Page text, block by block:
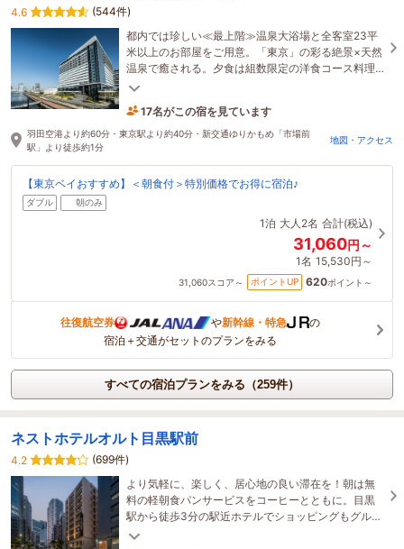
4.6
(544件)
都内では珍しい≪最上階≫温泉大浴場と全客室23平
米以上のお部屋をご用意。「東京」の彩る絶景×天然
温泉で癒される。夕食は組数限定の洋食コース料理
＆朝食は90種以上の和洋バイキングで舌鼓。
17名がこの宿を見ています
たった今予約されました
羽田空港より約60分・東京駅より約40分・新交通ゆりかもめ「市場前
駅」より徒歩約1分
地図・アクセス
【東京ベイおすすめ】＜朝食付＞特別価格でお得に宿泊♪
ダブル 朝のみ
1泊 大人2名 合計(税込)
31,060円～
1名 15,530円～
31,060スコア～ ポイントUP 620ポイント～
往復航空券 や新幹線・特急
の
宿泊＋交通がセットのプランをみる
すべての宿泊プランをみる（259件）
ネストホテルオルト目黒駅前
4.2
(699件)
より気軽に、楽しく、居心地の良い滞在を！朝は無
料の軽朝食パンサービスをコーヒーとともに。目黒
駅から徒歩3分の駅近ホテルでショッピングもグルメ
も楽しめる。山手線なら東京滞在がより便利に。